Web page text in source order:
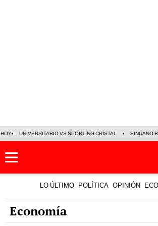
HOY UNIVERSITARIO VS SPORTING CRISTAL SINUANO
LO ÚLTIMO POLÍTICA OPINIÓN
Economía